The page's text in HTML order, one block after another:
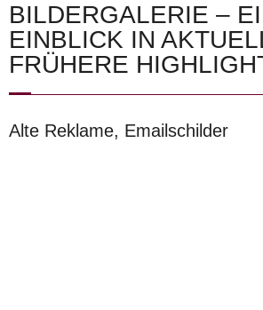
Bildergalerie
Kontakt / Links
Datenschutzerklärung
Impressum
BILDERGALERIE –
EINBLICK IN
FRÜHERE
Alte Reklame, Emailschilder